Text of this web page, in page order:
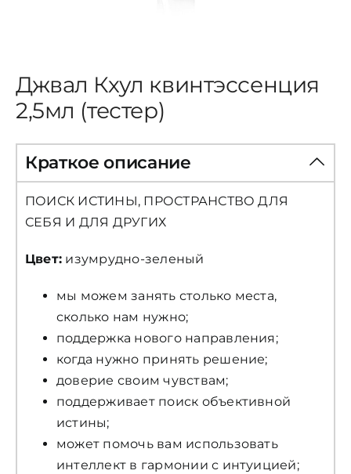
УСЛУГИ
Джвал Кхул квинтэссенция
2,5мл (тестер)
Краткое описание
ПОИСК ИСТИНЫ, ПРОСТРАНСТВО ДЛЯ
СЕБЯ И ДЛЯ ДРУГИХ
Цвет: изумрудно-зеленый
мы можем занять столько места,
сколько нам нужно;
поддержка нового направления;
когда нужно принять решение;
доверие своим чувствам;
поддерживает поиск объективной
истины;
может помочь вам использовать
интеллект в гармонии с интуицией;